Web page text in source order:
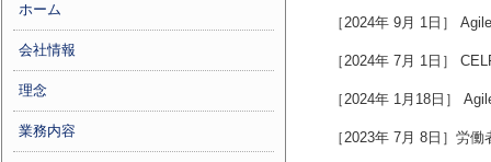
［2024年 9月 1日］
［2024年 7月 1日］
［2024年 1月18日］
［2023年 7月 8日］労
ホーム
会社情報
理念
業務内容